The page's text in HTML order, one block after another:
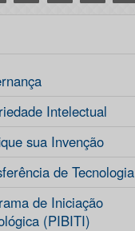
Intelectual
sua Invenção
de Tecnologia
de Iniciação
(PIBITI)